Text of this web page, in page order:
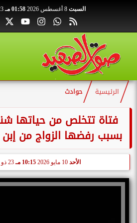
السبت 8 أغسطس 2026 01:58 مـ 23
الرئيسية حوادث
فتاة تتخلص من حياتها
بسبب رفضها الزواج من
الأحد 10 مايو 2026 10:15 مـ 23 ذو القعدة 1447